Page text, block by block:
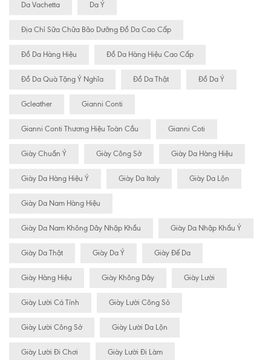
Da Vachetta Da Ý
Địa Chỉ Sữa Chữa Bão Dưỡng Đồ Da Cao Cấp
Đồ Da Hàng Hiệu Đồ Da Hàng Hiệu Cao Cấp
Đồ Da Quà Tặng Ý Nghĩa Đồ Da Thật Đồ Da Ý
Gcleather Gianni Conti
Gianni Conti Thương Hiệu Toàn Cầu Gianni Coti
Giày Chuẩn Ý Giày Công Sở Giày Da Hàng Hiệu
Giày Da Hàng Hiệu Ý Giày Da Italy Giày Da Lộn
Giày Da Nam Hàng Hiệu
Giày Da Nam Không Dây Nhập Khẩu Giày Da Nhập Khẩu Ý
Giày Da Thật Giày Da Ý Giày Đế Da
Giày Hàng Hiệu Giày Không Dây Giày Lười
Giày Lười Cá Tính Giày Lười Công Sỏ
Giày Lười Công Sở Giày Lười Da Lộn
Giày Lười Đi Chơi Giày Lười Đi Làm